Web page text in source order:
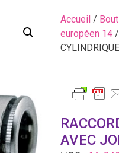
Accueil /
européen 14
CYLINDRIQUE
AVEC